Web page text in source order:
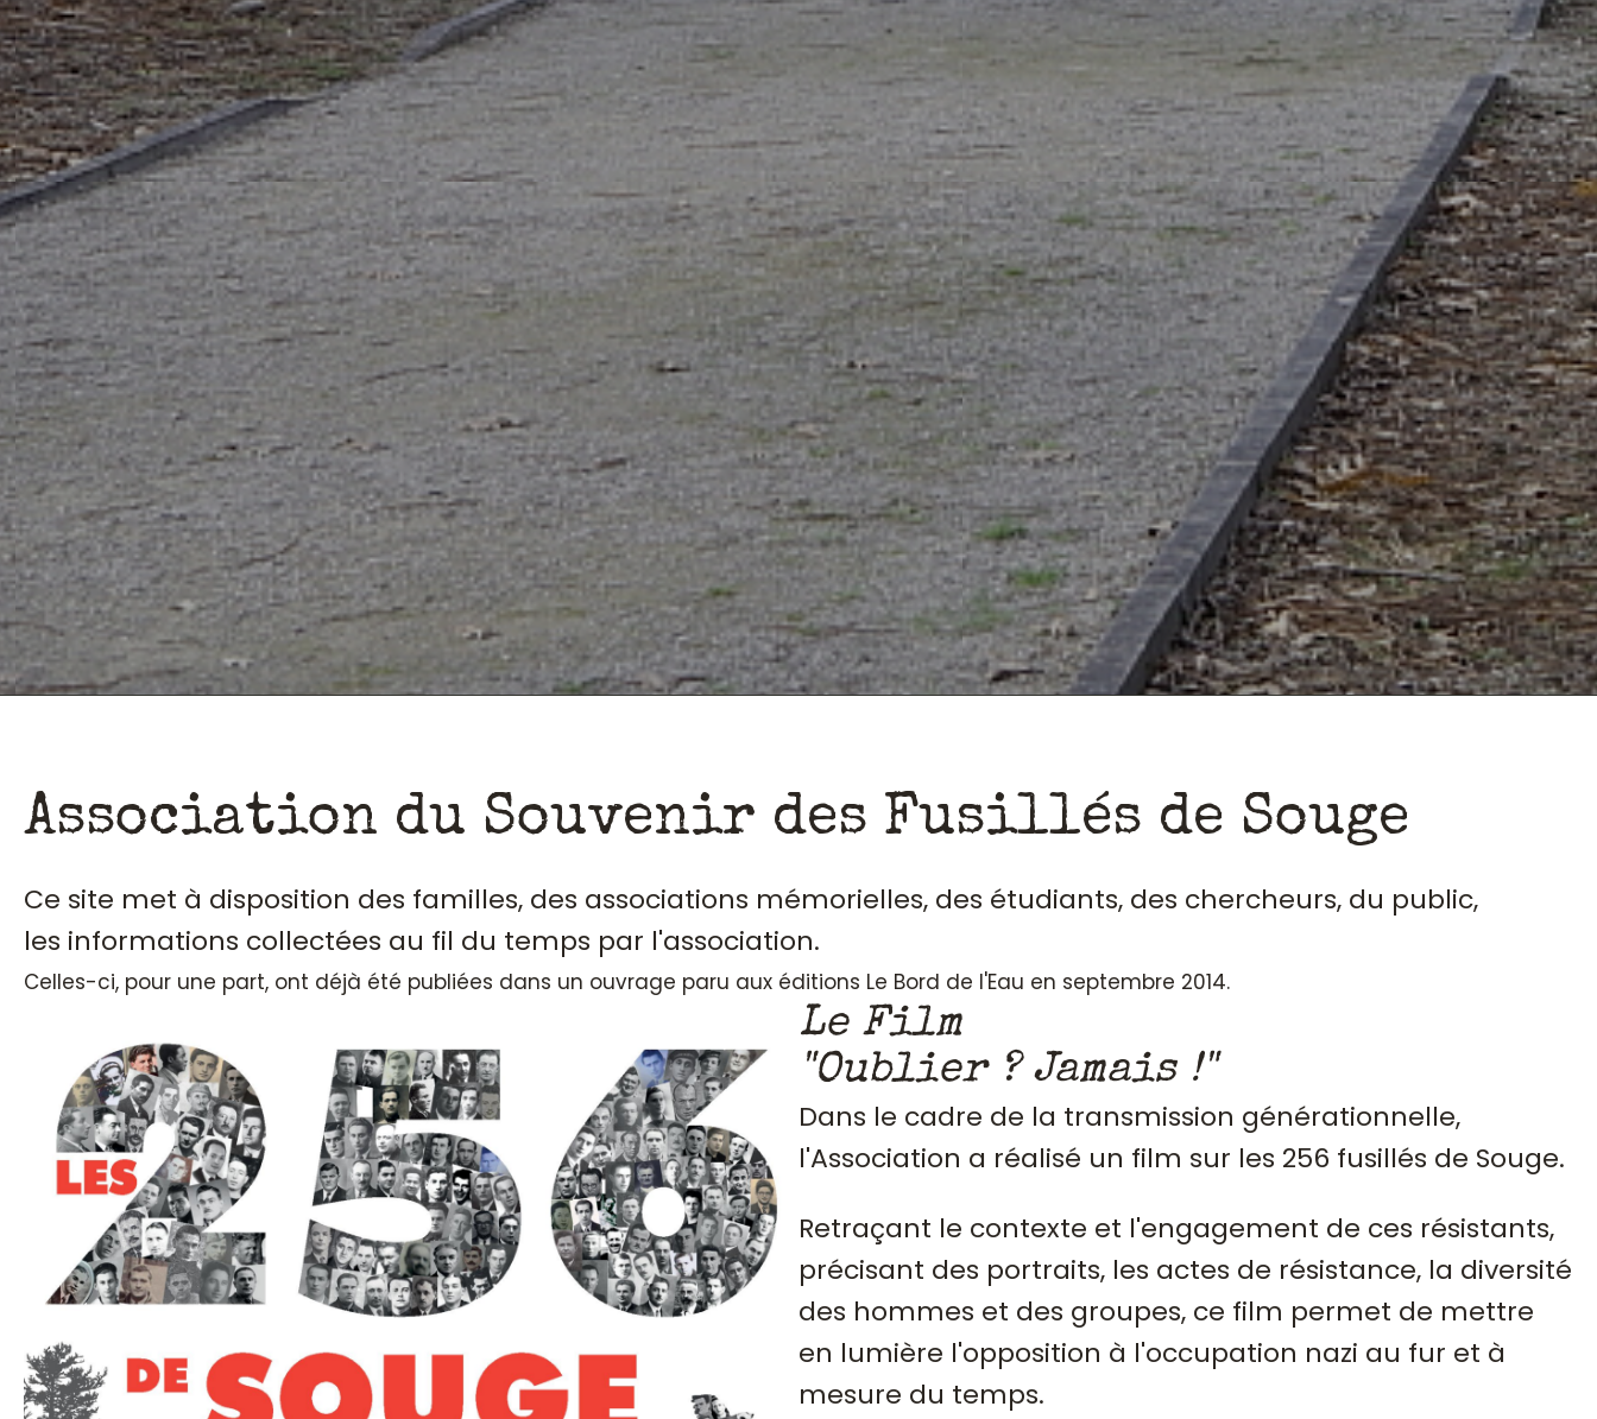
Association du Souvenir des Fusillés de Souge
Ce site met à disposition des familles, des associations mémorielles, des étudiants, des chercheurs, du public,
les informations collectées au fil du temps par l'association.
Celles-ci, pour une part, ont déjà été publiées dans un ouvrage paru aux éditions Le Bord de l'Eau en septembre 2014.
Le Film
"Oublier ? Jamais !"
Dans le cadre de la transmission générationnelle,
l'Association a réalisé un film sur les 256 fusillés de Souge.
Retraçant le contexte et l'engagement de ces résistants,
précisant des portraits, les actes de résistance, la diversité
des hommes et des groupes, ce film permet de mettre
en lumière l'opposition à l'occupation nazi au fur et à
mesure du temps.